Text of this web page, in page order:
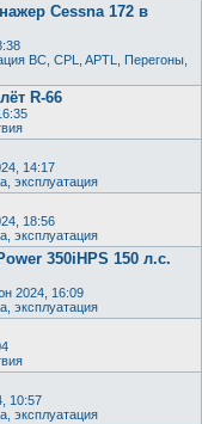
Cessna 172 в
ВС, CPL, APTL, Перегоны,
R-66
14:17
эксплуатация
18:56
эксплуатация
350iHPS 150 л.с.
2024, 16:09
эксплуатация
10:57
эксплуатация